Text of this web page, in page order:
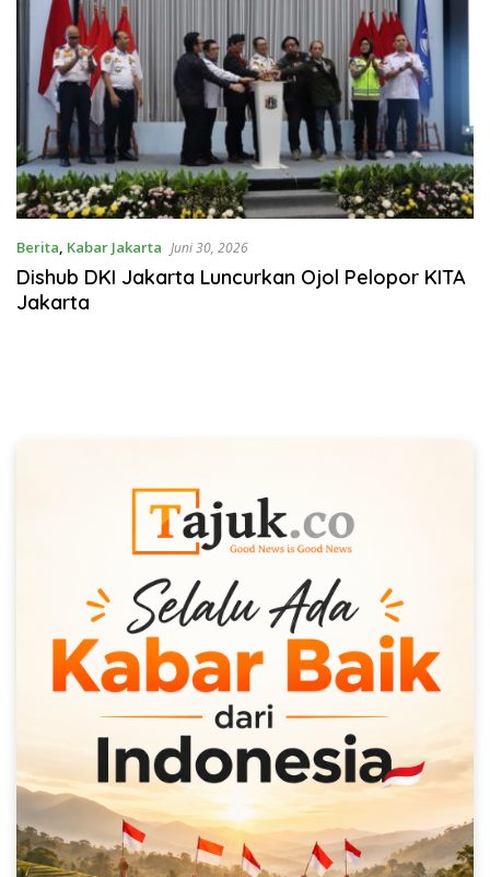
Berita, Kabar Jakarta Juni 30, 2026
Dishub DKI Jakarta Luncurkan Ojol Pelopor KITA
Jakarta